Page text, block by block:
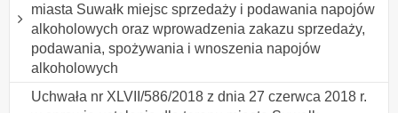
miasta Suwałk miejsc sprzedaży i podawania napojów
alkoholowych oraz wprowadzenia zakazu sprzedaży,
podawania, spożywania i wnoszenia napojów
alkoholowych
Uchwała nr XLVII/586/2018 z dnia 27 czerwca 2018 r.